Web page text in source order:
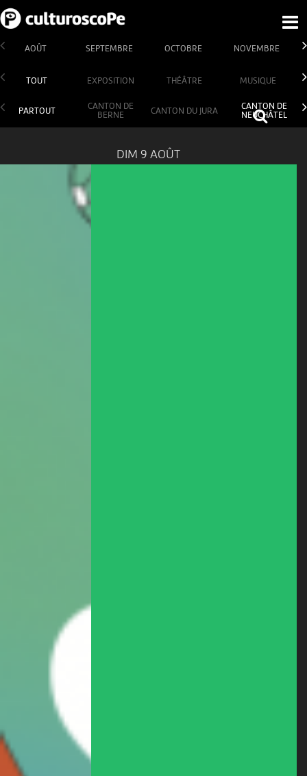
AOÛT SEPTEMBRE OCTOBRE NOVEMBRE
TOUT EXPOSITION THÉÂTRE MUSIQUE
PARTOUT
CANTON DE
BERNE
CANTON DU JURA
CANTON DE
NEUCHÂTEL
DIM 9 AOÛT